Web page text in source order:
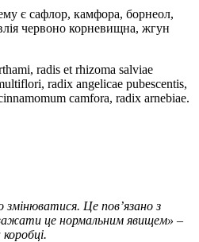
є сафлор, камфора, борнеол,
червоно корневищна, жгун
radis et rhizoma salviae
radix angelicae pubescentis,
camfora, radix arnebiae.
змінюватися. Це пов’язано з
це нормальним явищем» –